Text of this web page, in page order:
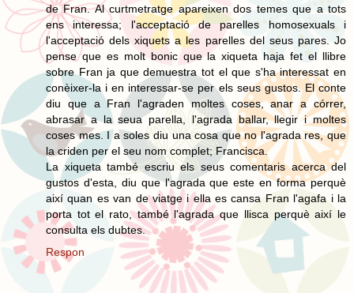
de Fran. Al curtmetratge apareixen dos temes que a tots
ens interessa; l'acceptació de parelles homosexuals i
l'acceptació dels xiquets a les parelles del seus pares. Jo
pense que es molt bonic que la xiqueta haja fet el llibre
sobre Fran ja que demuestra tot el que s'ha interessat en
conèixer-la i en interessar-se per els seus gustos. El conte
diu que a Fran l'agraden moltes coses, anar a córrer,
abrasar a la seua parella, l'agrada ballar, llegir i moltes
coses mes. I a soles diu una cosa que no l'agrada res, que
la criden per el seu nom complet; Francisca.
La xiqueta també escriu els seus comentaris acerca del
gustos d'esta, diu que l'agrada que este en forma perquè
així quan es van de viatge i ella es cansa Fran l'agafa i la
porta tot el rato, també l'agrada que llisca perquè així le
consulta els dubtes.
Respon